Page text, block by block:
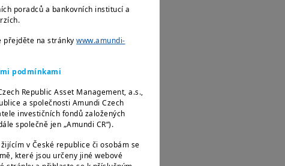
poradců a bankovních institucí a
přejděte na stránkywww.amundi-
podmínkami
Republic Asset Management, a.s.,
a společnosti Amundi Czech
investičních fondů založených
společně jen „Amundi CR“).
v České republice či osobám se
které jsou určeny jiné webové